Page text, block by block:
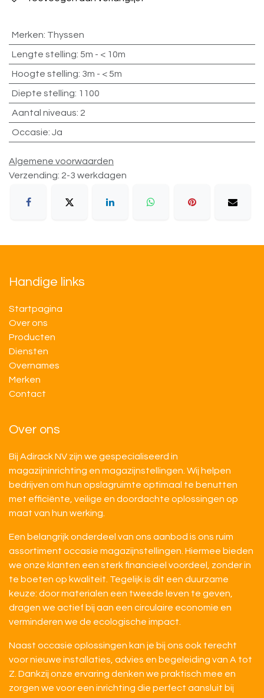
Merken: Thyssen
Lengte stelling: 5m - < 10m
Hoogte stelling: 3m - < 5m
Diepte stelling: 1100
Aantal niveaus: 2
Occasie: Ja
Algemene voorwaarden
Verzending: 2-3 werkdagen
Handige links
Startpagina
Over ons
Producten
Diensten
Overnames
M​​erken
Contact
Over ons
Bij Adirack NV zijn we gespecialiseerd in
magazijninrichting en magazijnstellingen. Wij helpen
bedrijven om hun opslagruimte optimaal te benutten
met efficiënte, veilige en doordachte oplossingen op
maat van hun werking.
Een belangrijk onderdeel van ons aanbod is ons ruim
assortiment occasie magazijnstellingen. Hiermee bieden
we onze klanten een sterk financieel voordeel, zonder in
te boeten op kwaliteit. Tegelijk is dit een duurzame
keuze: door materialen een tweede leven te geven,
dragen we actief bij aan een circulaire economie en
verminderen we de ecologische impact.
Naast occasie oplossingen kan je bij ons ook terecht
voor nieuwe installaties, advies en begeleiding van A tot
Z. Dankzij onze ervaring denken we praktisch mee en
zorgen we voor een inrichting die perfect aansluit bij